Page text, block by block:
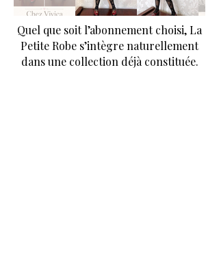
Quel que soit l’abonnement choisi, La
Petite Robe s’intègre naturellement
dans une collection déjà constituée.